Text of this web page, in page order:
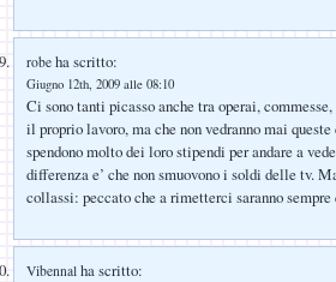
robe ha scritto:
Giugno 12th, 2009 alle 08:10
Ci sono tanti picasso anche tra operai,
il proprio lavoro, ma che non vedranno mai
spendono molto dei loro stipendi per andare a
differenza e’ che non smuovono i soldi delle tv.
collassi: peccato che a rimetterci saranno
Vibennal ha scritto: